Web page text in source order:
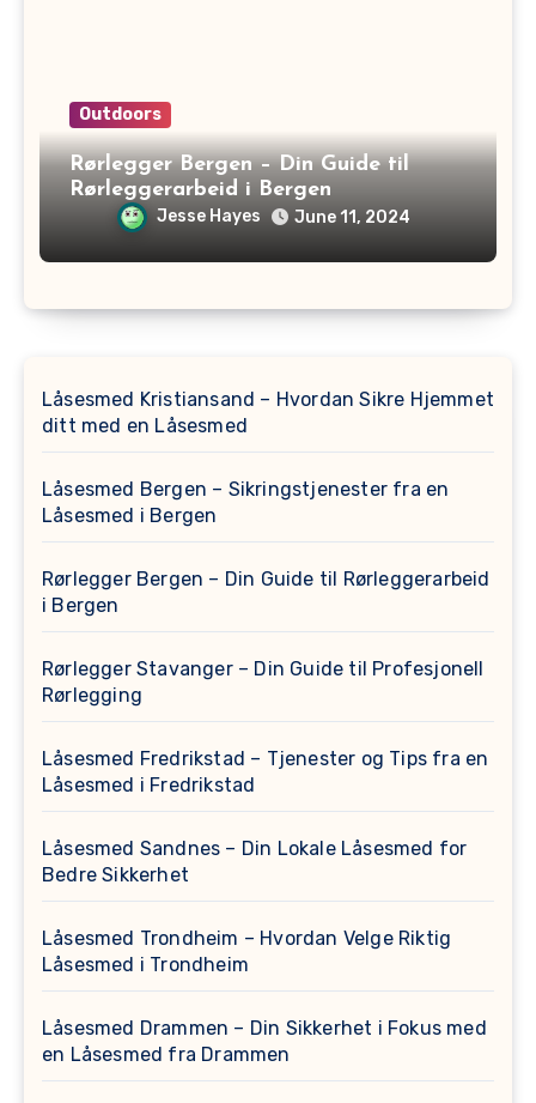
Outdoors
Rørlegger Bergen – Din Guide til
Rørleggerarbeid i Bergen
Jesse Hayes June 11, 2024
Låsesmed Kristiansand – Hvordan Sikre Hjemmet
ditt med en Låsesmed
Låsesmed Bergen – Sikringstjenester fra en
Låsesmed i Bergen
Rørlegger Bergen – Din Guide til Rørleggerarbeid
i Bergen
Rørlegger Stavanger – Din Guide til Profesjonell
Rørlegging
Låsesmed Fredrikstad – Tjenester og Tips fra en
Låsesmed i Fredrikstad
Låsesmed Sandnes – Din Lokale Låsesmed for
Bedre Sikkerhet
Låsesmed Trondheim – Hvordan Velge Riktig
Låsesmed i Trondheim
Låsesmed Drammen – Din Sikkerhet i Fokus med
en Låsesmed fra Drammen